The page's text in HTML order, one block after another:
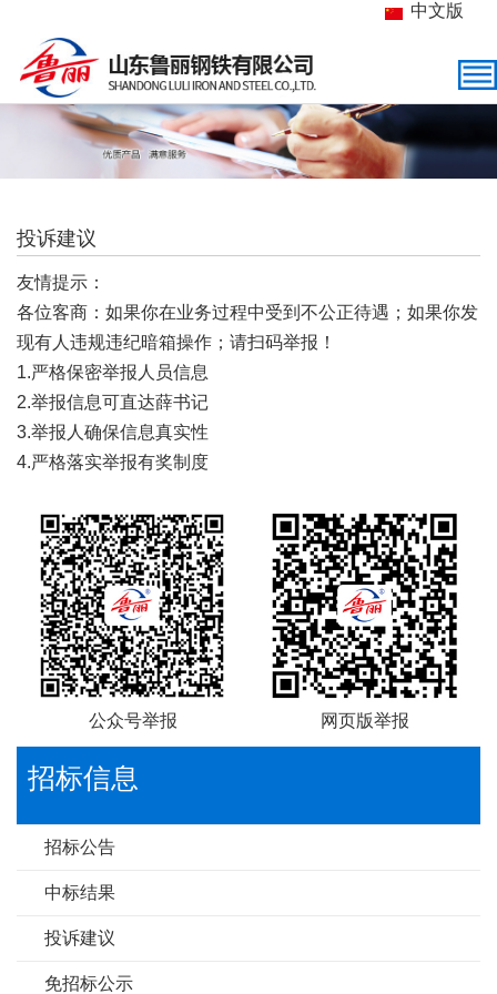
中文版
投诉建议
友情提示：
各位客商：如果你在业务过程中受到不公正待遇；如果你发
现有人违规违纪暗箱操作；请扫码举报！
1.严格保密举报人员信息
2.举报信息可直达薛书记
3.举报人确保信息真实性
4.严格落实举报有奖制度
公众号举报 网页版举报
招标信息
招标公告
中标结果
投诉建议
免招标公示